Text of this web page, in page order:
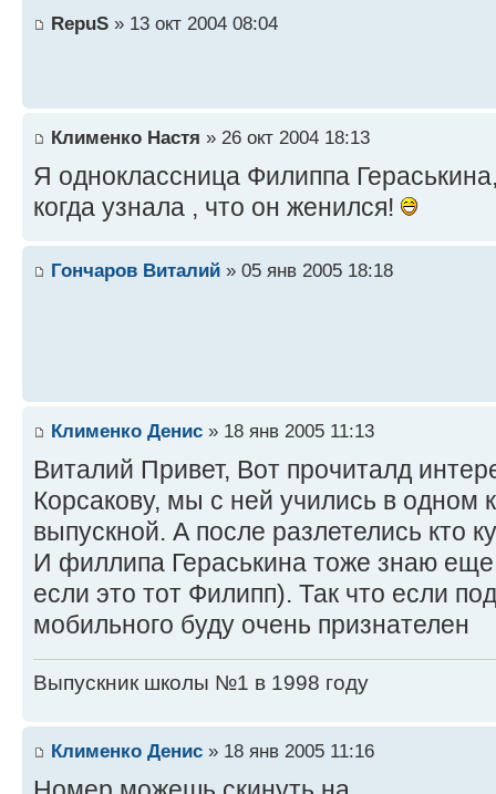
RepuS » 13 окт 2004 08:04
Клименко Настя » 26 окт 2004 18:13
Я одноклассница Филиппа
когда узнала , что он женился!
Гончаров Виталий » 05 янв 2005 18:18
Клименко Денис » 18 янв 2005 11:13
Виталий Привет, Вот прочиталд
Корсакову, мы с ней учились в одном
выпускной. А после разлетелись кто
И филлипа Гераськина тоже знаю
если это тот Филипп). Так что если
мобильного буду очень признателен
Выпускник школы №1 в 1998 году
Клименко Денис » 18 янв 2005 11:16